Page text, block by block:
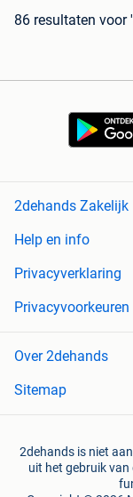
86 resultaten voor
2dehands Zakelijk
Help en info
Privacyverklaring
Privacyvoorkeuren
Over 2dehands
Sitemap
2dehands is niet
uit het gebruik